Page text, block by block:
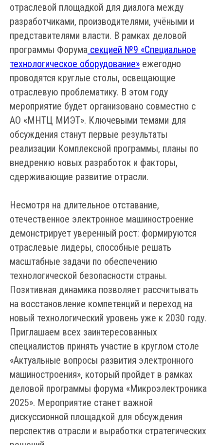
отраслевой площадкой для диалога между
разработчиками, производителями, учёными и
представителями власти. В рамках деловой
программы Форума секцией №9 «Специальное
технологическое оборудование» ежегодно
проводятся круглые столы, освещающие
отраслевую проблематику. В этом году
мероприятие будет организовано совместно с
АО «МНТЦ МИЭТ». Ключевыми темами для
обсуждения станут первые результаты
реализации Комплексной программы, планы по
внедрению новых разработок и факторы,
сдерживающие развитие отрасли.
Несмотря на длительное отставание,
отечественное электронное машиностроение
демонстрирует уверенный рост: формируются
отраслевые лидеры, способные решать
масштабные задачи по обеспечению
технологической безопасности страны.
Позитивная динамика позволяет рассчитывать
на восстановление компетенций и переход на
новый технологический уровень уже к 2030 году.
Приглашаем всех заинтересованных
специалистов принять участие в круглом столе
«Актуальные вопросы развития электронного
машиностроения», который пройдет в рамках
деловой программы форума «Микроэлектроника
2025». Мероприятие станет важной
дискуссионной площадкой для обсуждения
перспектив отрасли и выработки стратегических